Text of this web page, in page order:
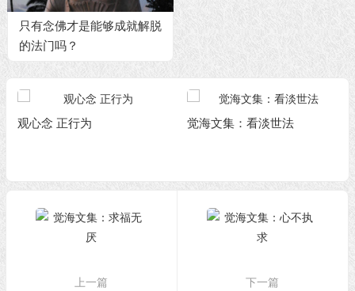
只有念佛才是能够成就解脱
的法门吗？
观心念 正行为 觉海文集：看淡世法
上一篇 下一篇